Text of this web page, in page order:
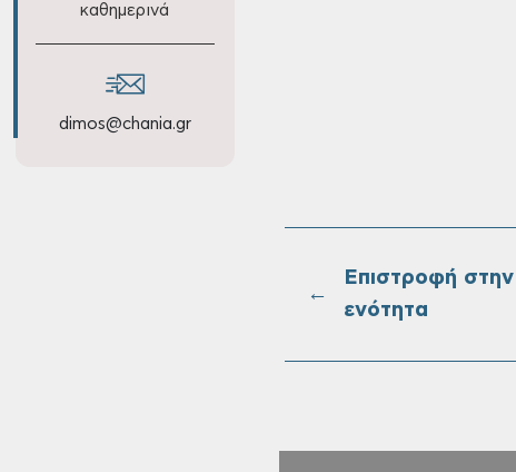
καθημερινά
dimos@chania.gr
←
Επιστροφή
ενότητα